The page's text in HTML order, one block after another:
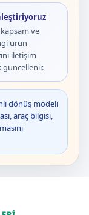
ve
ürün
iletişim
güncellenir.
dönüş modeli
araç bilgisi,